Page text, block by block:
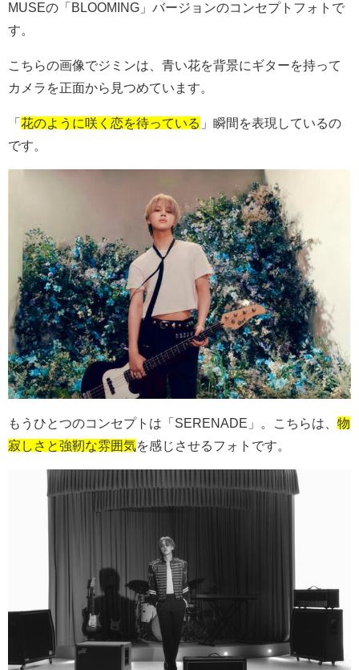
MUSEの「 BLOOMING 」バージョンのコンセプトフォトで
す。
こちらの画像でジミンは、青い花を背景にギターを持って
カメラを正面から見つめています。
「 花のように咲く恋を待っている 」瞬間を表現しているの
です。
もうひとつのコンセプトは「 SERENADE」。こちらは、 物
寂しさと強靭な雰囲気を感じさせるフォトです。